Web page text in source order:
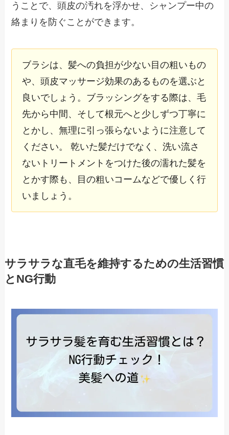
うことで、頭皮の汚れを浮かせ、シャンプー中の
絡まりを防ぐことができます。
ブラシは、髪への負担が少ない目の粗いもの
や、頭皮マッサージ効果のあるものを選ぶと
良いでしょう。ブラッシングをする際は、毛
先から中間、そして根元へと少しずつ丁寧に
とかし、無理に引っ張らないように注意して
ください。 乾いた髪だけでなく、洗い流さ
ないトリートメントをつけた後の濡れた髪を
とかす際も、目の粗いコームなどで優しく行
いましょう。
サラサラな直毛を維持するための生活習慣
とNG行動